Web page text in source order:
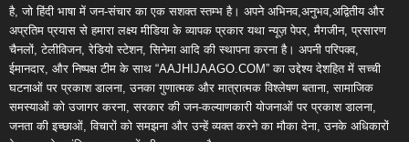
है, जो हिंदी भाषा में जन-संचार का एक सशक्त स्तम्भ है। अपने अभिनव,अनुभव,अद्वितीय और
अप्रतिम प्रयास से हमारा लक्ष्य मीडिया के व्यापक प्रकार यथा न्यूज़ पेपर, मैगजीन, प्रसारण
चैनलों, टेलीविजन, रेडियो स्टेशन, सिनेमा आदि की स्थापना करना है। अपनी परिपक्व,
ईमानदार, और निष्पक्ष टीम के साथ “AAJHIJAAGO.COM” का उद्देश्य देशहित में सच्ची
घटनाओं पर प्रकाश डालना, उनका गुणात्मक और मात्रात्मक विश्लेषण बताना, सामाजिक
समस्याओं को उजागर करना, सरकार की जन-कल्याणकारी योजनाओं पर प्रकाश डालना,
जनता की इच्छाओं, विचारों को समझना और उन्हें व्यक्त करने का मौका देना, उनके अधिकारों